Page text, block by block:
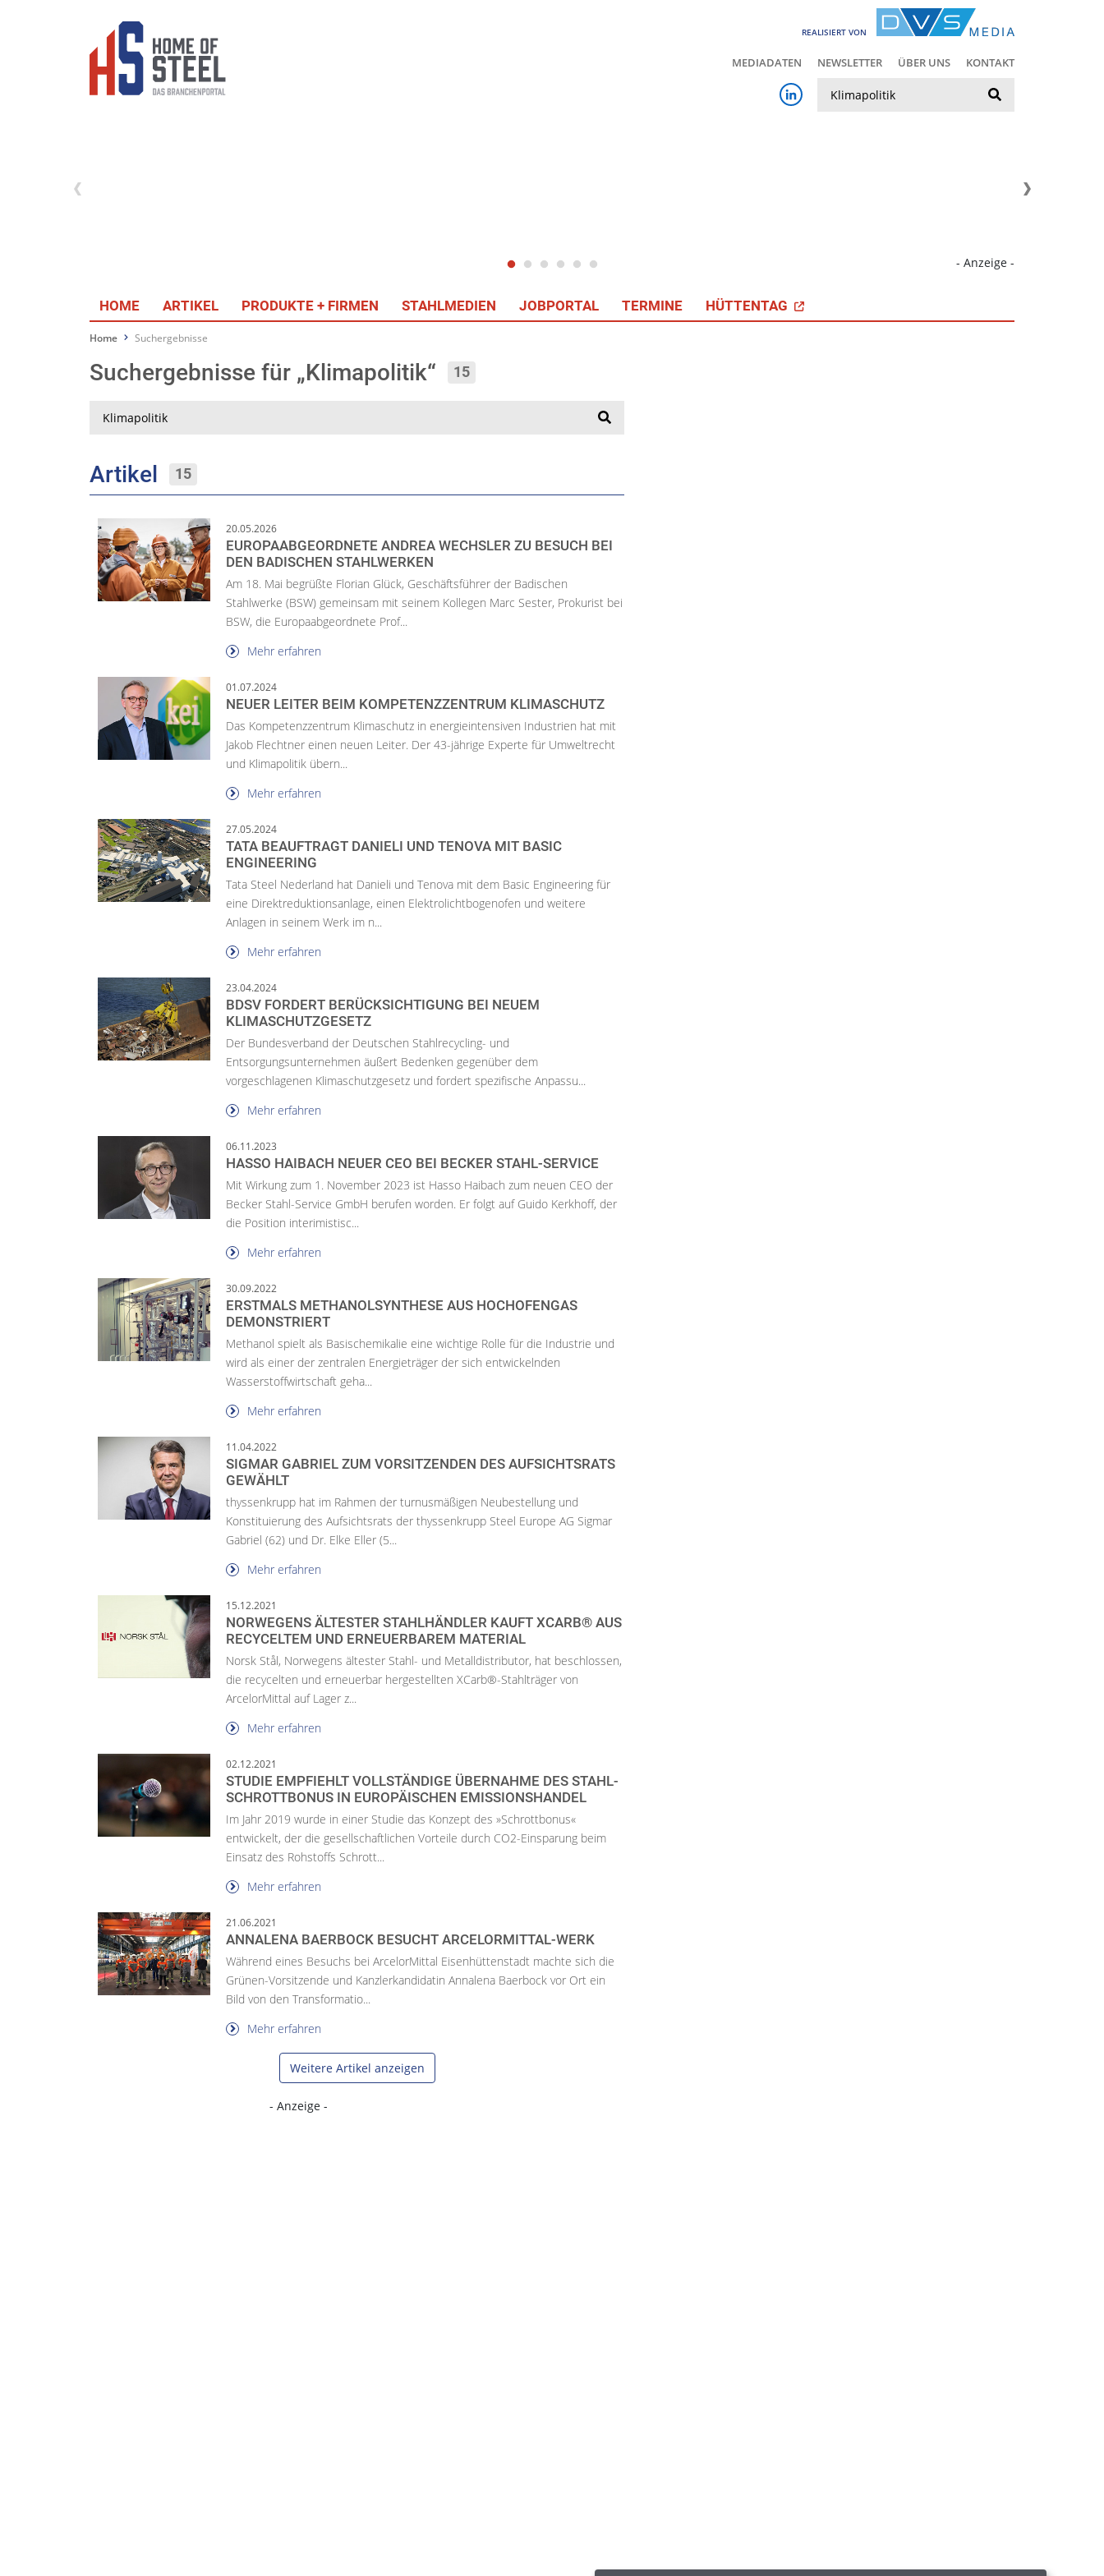
REALISIERT VON
MEDIADATEN NEWSLETTER ÜBER UNS KONTAKT
- Anzeige -
HOME ARTIKEL PRODUKTE + FIRMEN STAHLMEDIEN JOBPORTAL TERMINE HÜTTENTAG
Home Suchergebnisse
Suchergebnisse für „Klimapolitik“ 15
Artikel 15
20.05.2026
EUROPAABGEORDNETE ANDREA WECHSLER ZU BESUCH BEI
DEN BADISCHEN STAHLWERKEN
Am 18. Mai begrüßte Florian Glück, Geschäftsführer der Badischen
Stahlwerke (BSW) gemeinsam mit seinem Kollegen Marc Sester, Prokurist bei
BSW, die Europaabgeordnete Prof...
Mehr erfahren
01.07.2024
NEUER LEITER BEIM KOMPETENZZENTRUM KLIMASCHUTZ
Das Kompetenzzentrum Klimaschutz in energieintensiven Industrien hat mit
Jakob Flechtner einen neuen Leiter. Der 43-jährige Experte für Umweltrecht
und Klimapolitik übern...
Mehr erfahren
27.05.2024
TATA BEAUFTRAGT DANIELI UND TENOVA MIT BASIC
ENGINEERING
Tata Steel Nederland hat Danieli und Tenova mit dem Basic Engineering für
eine Direktreduktionsanlage, einen Elektrolichtbogenofen und weitere
Anlagen in seinem Werk im n...
Mehr erfahren
23.04.2024
BDSV FORDERT BERÜCKSICHTIGUNG BEI NEUEM
KLIMASCHUTZGESETZ
Der Bundesverband der Deutschen Stahlrecycling- und
Entsorgungsunternehmen äußert Bedenken gegenüber dem
vorgeschlagenen Klimaschutzgesetz und fordert spezifische Anpassu...
Mehr erfahren
06.11.2023
HASSO HAIBACH NEUER CEO BEI BECKER STAHL-SERVICE
Mit Wirkung zum 1. November 2023 ist Hasso Haibach zum neuen CEO der
Becker Stahl-Service GmbH berufen worden. Er folgt auf Guido Kerkhoff, der
die Position interimistisc...
Mehr erfahren
30.09.2022
ERSTMALS METHANOLSYNTHESE AUS HOCHOFENGAS
DEMONSTRIERT
Methanol spielt als Basischemikalie eine wichtige Rolle für die Industrie und
wird als einer der zentralen Energieträger der sich entwickelnden
Wasserstoffwirtschaft geha...
Mehr erfahren
11.04.2022
SIGMAR GABRIEL ZUM VORSITZENDEN DES AUFSICHTSRATS
GEWÄHLT
thyssenkrupp hat im Rahmen der turnusmäßigen Neubestellung und
Konstituierung des Aufsichtsrats der thyssenkrupp Steel Europe AG Sigmar
Gabriel (62) und Dr. Elke Eller (5...
Mehr erfahren
15.12.2021
NORWEGENS ÄLTESTER STAHLHÄNDLER KAUFT XCARB® AUS
RECYCELTEM UND ERNEUERBAREM MATERIAL
Norsk Stål, Norwegens ältester Stahl- und Metalldistributor, hat beschlossen,
die recycelten und erneuerbar hergestellten XCarb®-Stahlträger von
ArcelorMittal auf Lager z...
Mehr erfahren
02.12.2021
STUDIE EMPFIEHLT VOLLSTÄNDIGE ÜBERNAHME DES STAHL-
SCHROTTBONUS IN EUROPÄISCHEN EMISSIONSHANDEL
Im Jahr 2019 wurde in einer Studie das Konzept des »Schrottbonus«
entwickelt, der die gesellschaftlichen Vorteile durch CO2-Einsparung beim
Einsatz des Rohstoffs Schrott...
Mehr erfahren
21.06.2021
ANNALENA BAERBOCK BESUCHT ARCELORMITTAL-WERK
Während eines Besuchs bei ArcelorMittal Eisenhüttenstadt machte sich die
Grünen-Vorsitzende und Kanzlerkandidatin Annalena Baerbock vor Ort ein
Bild von den Transformatio...
Mehr erfahren
Weitere Artikel anzeigen
- Anzeige -